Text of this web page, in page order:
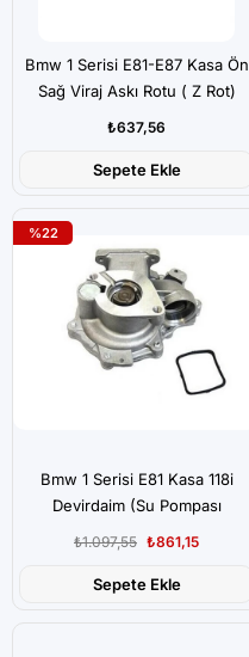
Bmw 1 Serisi E81-E87 Kasa Ön
Sağ Viraj Askı Rotu ( Z Rot)
₺637,56
Sepete Ekle
Bmw 1 Serisi E81 Kasa 118i
Devirdaim (Su Pompası
₺861,15
₺1.097,55
Sepete Ekle
%22